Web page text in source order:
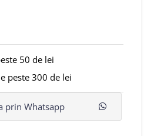
50 de lei
peste 300 de lei
prin Whatsapp